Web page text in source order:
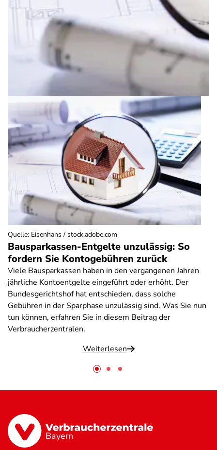
Bausparkassen-Entgelte unzulässig: So
fordern Sie Kontogebühren zurück
Viele Bausparkassen haben in den vergangenen Jahren
jährliche Kontoentgelte eingeführt oder erhöht. Der
Bundesgerichtshof hat entschieden, dass solche
Gebühren in der Sparphase unzulässig sind. Was Sie nun
tun können, erfahren Sie in diesem Beitrag der
Verbraucherzentralen.
Weiterlesen
Quelle: Eisenhans / stock.adobe.com
Bayern